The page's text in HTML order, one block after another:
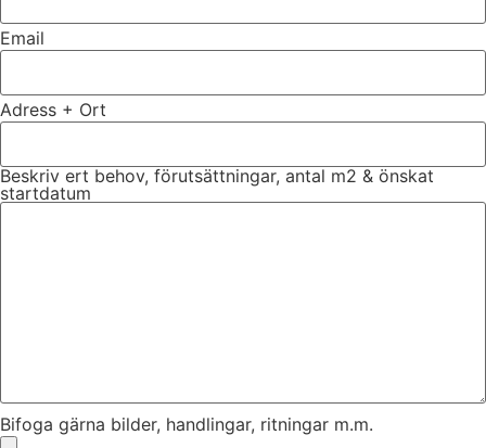
Email
Adress + Ort
Beskriv ert behov, förutsättningar, antal m2 & önskat
startdatum
Bifoga gärna bilder, handlingar, ritningar m.m.